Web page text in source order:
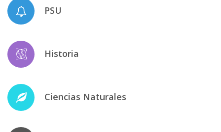
PSU
Historia
Ciencias Naturales